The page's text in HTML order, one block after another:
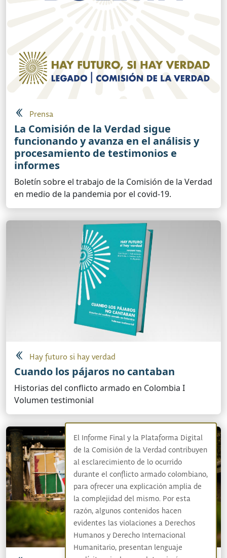
Prensa
La Comisión de la Verdad sigue
funcionando y avanza en el análisis y
procesamiento de testimonios e
informes
Boletín sobre el trabajo de la Comisión de la Verdad
en medio de la pandemia por el covid-19.
Hay futuro si hay verdad
Cuando los pájaros no cantaban
Historias del conflicto armado en Colombia I
Volumen testimonial
El Informe Final y la Plataforma Digital
de la Comisión de la Verdad contribuyen
al esclarecimiento de lo ocurrido
durante el conflicto armado colombiano,
para ofrecer una explicación amplia de
la complejidad del mismo. Por esta
razón, algunos contenidos hacen
evidentes las violaciones a Derechos
Humanos y Derecho Internacional
Humanitario, presentan lenguaje